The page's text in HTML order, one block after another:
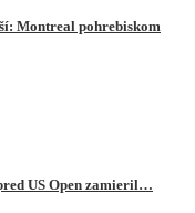
Montreal pohrebiskom
US Open zamieril…